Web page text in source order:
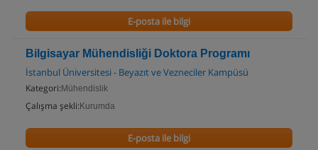
E-posta ile bilgi
Bilgisayar Mühendisliği Doktora Programı
İstanbul Üniversitesi - Beyazıt ve Vezneciler Kampüsü
Kategori: Mühendislik
Çalışma şekli: Kurumda
E-posta ile bilgi